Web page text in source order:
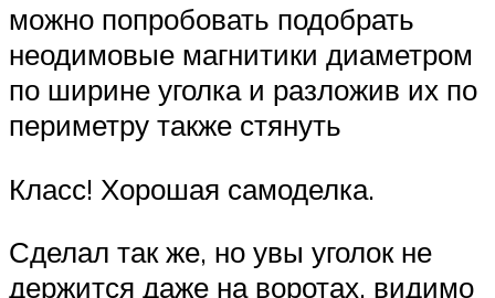
можно попробовать подобрать
неодимовые магнитики диаметром
по ширине уголка и разложив их по
периметру также стянуть
Класс! Хорошая самоделка.
Сделал так же, но увы уголок не
держится даже на воротах, видимо